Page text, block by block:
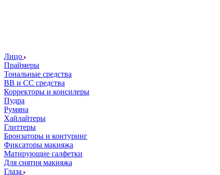
Лицо
Праймеры
Тональные средства
ВВ и СС средства
Корректоры и консилеры
Пудра
Румяна
Хайлайтеры
Глиттеры
Бронзаторы и контуринг
Фиксаторы макияжа
Матирующие салфетки
Для снятия макияжа
Глаза